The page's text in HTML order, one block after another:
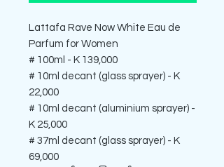
Lattafa Rave Now White Eau de
Parfum for Women
# 100ml - K 139,000
# 10ml decant (glass sprayer) - K
22,000
# 10ml decant (aluminium sprayer) -
K 25,000
# 37ml decant (glass sprayer) - K
69,000